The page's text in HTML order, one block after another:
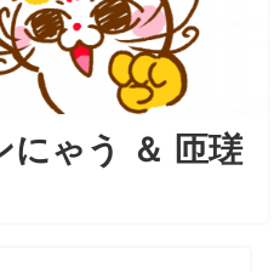
にゃう ＆ 匝瑳